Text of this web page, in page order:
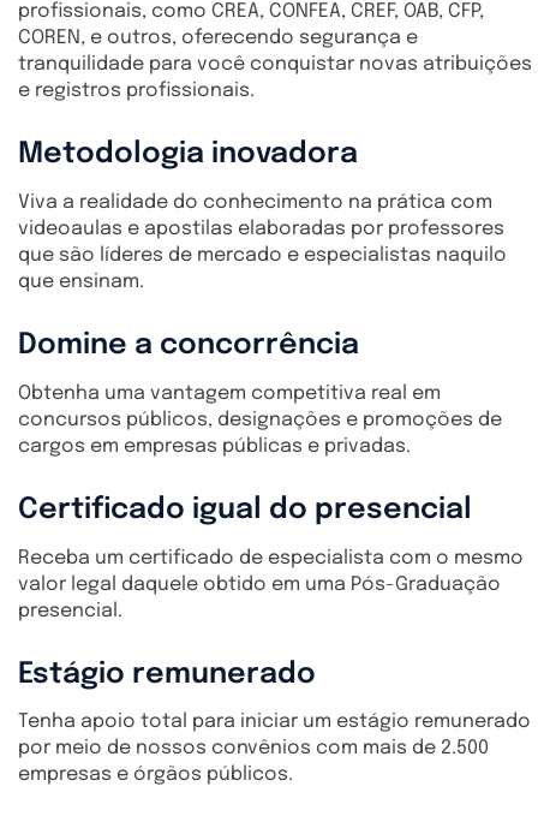
profissionais, como CREA, CONFEA, CREF, OAB, CFP,
COREN, e outros, oferecendo segurança e
tranquilidade para você conquistar novas atribuições
e registros profissionais.
Metodologia inovadora
Viva a realidade do conhecimento na prática com
videoaulas e apostilas elaboradas por professores
que são líderes de mercado e especialistas naquilo
que ensinam.
Domine a concorrência
Obtenha uma vantagem competitiva real em
concursos públicos, designações e promoções de
cargos em empresas públicas e privadas.
Certificado igual do presencial
Receba um certificado de especialista com o mesmo
valor legal daquele obtido em uma Pós-Graduação
presencial.
Estágio remunerado
Tenha apoio total para iniciar um estágio remunerado
por meio de nossos convênios com mais de 2.500
empresas e órgãos públicos.